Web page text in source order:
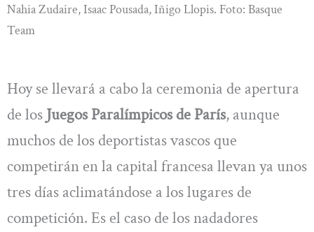
Nahia Zudaire, Isaac Pousada, Iñigo Llopis. Foto: Basque
Team
Hoy se llevará a cabo la ceremonia de apertura
de los Juegos Paralímpicos de París, aunque
muchos de los deportistas vascos que
competirán en la capital francesa llevan ya unos
tres días aclimatándose a los lugares de
competición. Es el caso de los nadadores